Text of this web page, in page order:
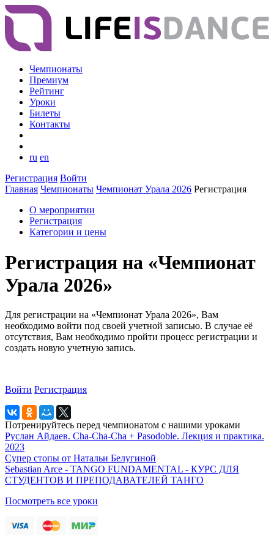
Чемпионаты
Премиум
Рейтинг
Уроки
Билеты
Контакты
ru en
Регистрация Войти
Главная Чемпионаты Чемпионат Урала 2026 Регистрация
О мероприятии
Регистрация
Категории и цены
Регистрация на «Чемпионат
Урала 2026»
Для регистрации на «Чемпионат Урала 2026», Вам
необходимо войти под своей учетной записью. В случае её
отсутствия, Вам необходимо пройти процесс регистрации и
создать новую учетную запись.
Войти Регистрация
Потренируйтесь перед чемпионатом с нашими уроками
Руслан Айдаев. Cha-Cha-Cha + Pasodoble. Лекция и практика.
2023
Супер стопы от Натальи Белугиной
Sebastian Arce - TANGO FUNDAMENTAL - КУРС ДЛЯ
СТУДЕНТОВ И ПРЕПОДАВАТЕЛЕЙ ТАНГО
Посмотреть все уроки